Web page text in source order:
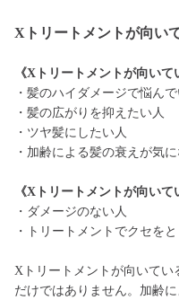
Xトリートメントが向い
《Xトリートメントが向いて
・髪のハイダメージで悩ん
・髪の広がりを抑えたい人
・ツヤ髪にしたい人
・加齢による髪の衰えが気
《Xトリートメントが向いて
・ダメージのない人
・トリートメントでクセを
Xトリートメントが向いてい
だけではありません。加齢